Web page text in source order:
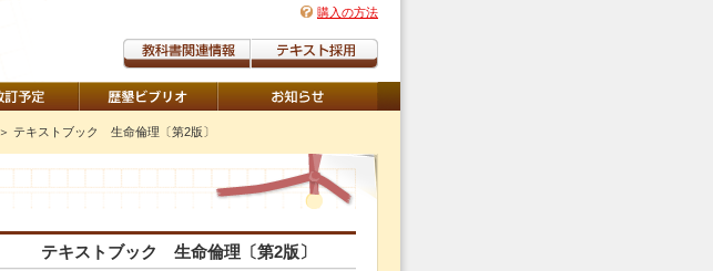
購入の方法
＞ テキストブック 生命倫理〔第2版〕
テキストブック 生命倫理〔第2版〕